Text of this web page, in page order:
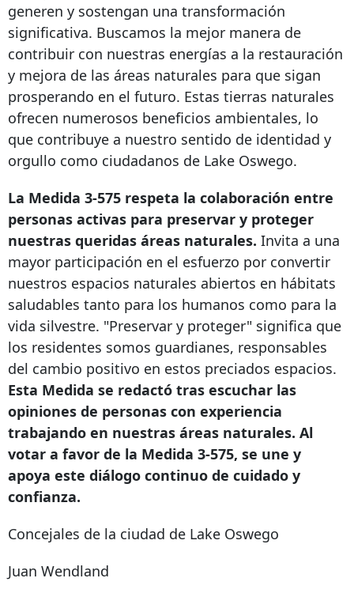
generen y sostengan una transformación
significativa. Buscamos la mejor manera de
contribuir con nuestras energías a la restauración
y mejora de las áreas naturales para que sigan
prosperando en el futuro. Estas tierras naturales
ofrecen numerosos beneficios ambientales, lo
que contribuye a nuestro sentido de identidad y
orgullo como ciudadanos de Lake Oswego.
La Medida 3-575 respeta la colaboración entre
personas activas para preservar y proteger
nuestras queridas áreas naturales. Invita a una
mayor participación en el esfuerzo por convertir
nuestros espacios naturales abiertos en hábitats
saludables tanto para los humanos como para la
vida silvestre. "Preservar y proteger" significa que
los residentes somos guardianes, responsables
del cambio positivo en estos preciados espacios.
Esta Medida se redactó tras escuchar las
opiniones de personas con experiencia
trabajando en nuestras áreas naturales. Al
votar a favor de la Medida 3-575, se une y
apoya este diálogo continuo de cuidado y
confianza.
Concejales de la ciudad de Lake Oswego
Juan Wendland